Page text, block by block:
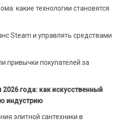
какие технологии становятся
Steam и управлять средствами
привычки покупателей за
года: как искусственный
индустрию
элитной сантехники в